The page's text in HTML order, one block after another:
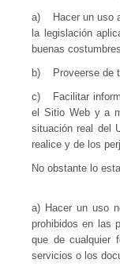
a) Hacer un uso
la legislación
buenas
b) Proveerse de
c) Facilitar
el Sitio Web y a
situación real del
realice y de los
No obstante lo
a) Hacer un uso
prohibidos en las
que de cualquier
servicios o los